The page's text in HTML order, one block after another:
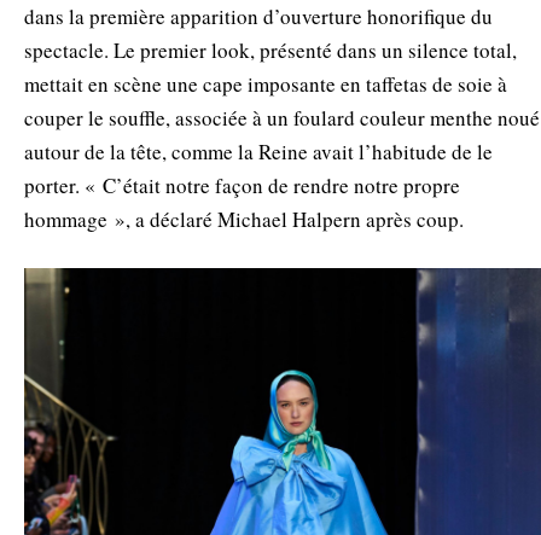
dans la première apparition d’ouverture honorifique du
spectacle. Le premier look, présenté dans un silence total,
mettait en scène une cape imposante en taffetas de soie à
couper le souffle, associée à un foulard couleur menthe noué
autour de la tête, comme la Reine avait l’habitude de le
porter. « C’était notre façon de rendre notre propre
hommage », a déclaré Michael Halpern après coup.